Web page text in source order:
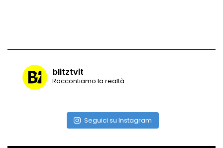
blitztvit
Raccontiamo la realtà
Seguici su Instagram